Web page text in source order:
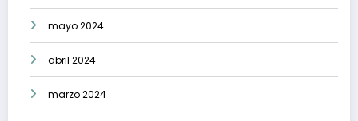
mayo 2024
abril 2024
marzo 2024